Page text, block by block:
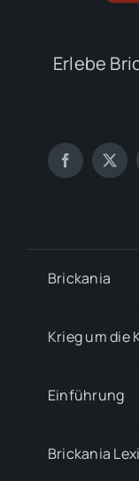
Erlebe
Brickania
Krieg um die
Einführung
Brickania